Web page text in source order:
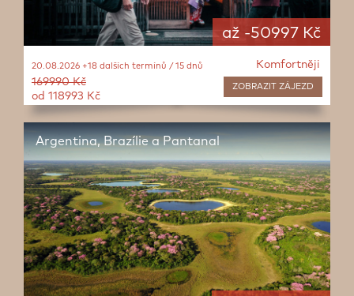
až -50997 Kč
Komfortněji
ZOBRAZIT ZÁJEZD
20.08.2026 +18 dalších termínů / 15 dnů
169990 Kč
od 118993 Kč
Argentina, Brazílie a Pantanal